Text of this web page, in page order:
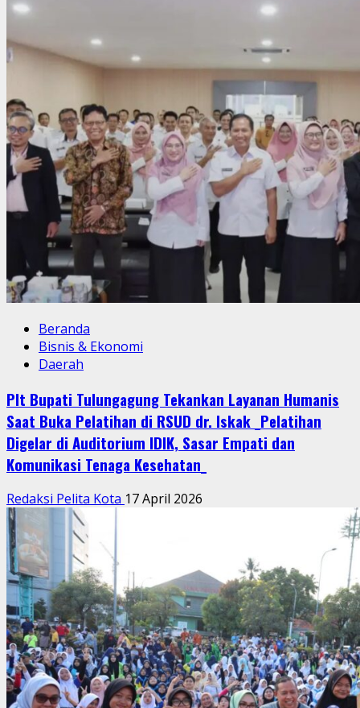
Beranda
Bisnis & Ekonomi
Daerah
Plt Bupati Tulungagung Tekankan Layanan Humanis
Saat Buka Pelatihan di RSUD dr. Iskak _Pelatihan
Digelar di Auditorium IDIK, Sasar Empati dan
Komunikasi Tenaga Kesehatan_
Redaksi Pelita Kota 17 April 2026